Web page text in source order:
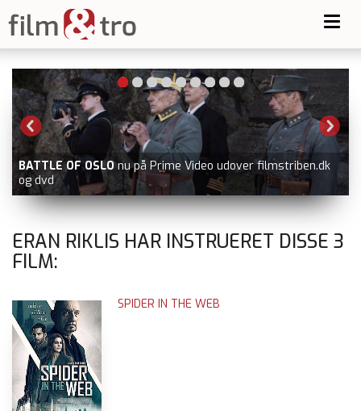
BATTLE OF OSLO nu på Prime Video udover filmstriben.dk
og dvd
ERAN RIKLIS HAR INSTRUERET DISSE 3
FILM:
SPIDER IN THE WEB